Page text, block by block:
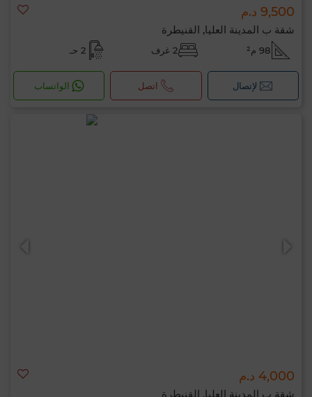
9,500 د.م
شقة ب المدينة العليا, القنيطرة
98 م² 2 غرف 2 حـ
لإتصال اتصل الواتساب
4,000 د.م
شقة ب المدينة العليا, القنيطرة